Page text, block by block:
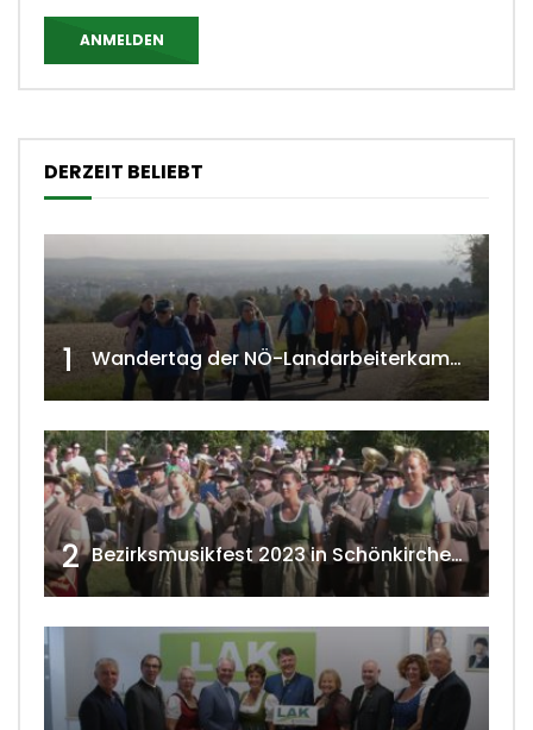
ANMELDEN
DERZEIT BELIEBT
1 Wandertag der NÖ-Landarbeiterkammer in Hollabrunn 2024
2 Bezirksmusikfest 2023 in Schönkirchen-Reyersdorf